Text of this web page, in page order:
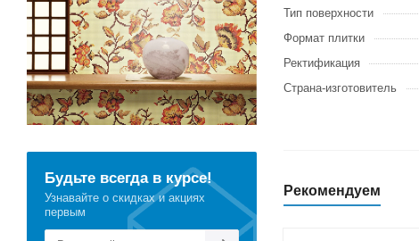
Тип поверхности
Формат плитки
Ректификация
Страна-изготовитель
Рекомендуем
Будьте всегда в курсе!
Узнавайте о скидках и акциях
первым